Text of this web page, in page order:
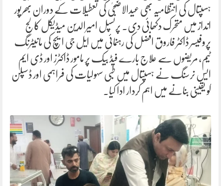
ہسپتال کی انتظامیہ بھی عیدالاضحیٰ کی تعطیلات کے دوران بھرپور
انداز میں متحرک دکھائی دی۔ پرنسپل امیرالدین میڈیکل کالج
پروفیسر ڈاکٹر فاروق افضل کی رہنمائی میں ایل جی ایچ کی مانیٹرنگ
ٹیم، مریضوں سے علاج بارے فیڈ بیک پر مامور ڈاکٹرز اور ڈی ایم
ایس نرسنگ نے ہسپتال میں طبی سہولیات کی فراہمی اور ڈسپلن
کو یقینی بنانے میں اہم کردار ادا کیا۔